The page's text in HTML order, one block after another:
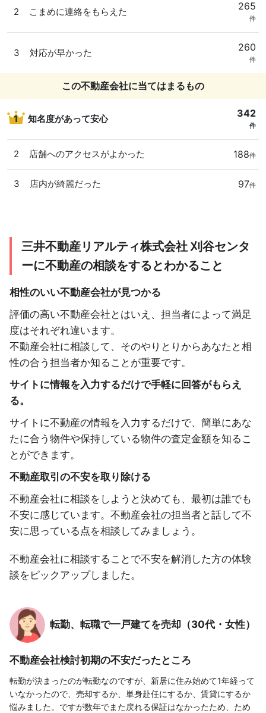
2 こまめに連絡をもらえた 265
件
3 対応が早かった 260
件
この不動産会社に当てはまるもの
1 知名度があって安心 342
件
2 店舗へのアクセスがよかった 188件
3 店内が綺麗だった 97件
三井不動産リアルティ株式会社 刈谷センタ
ーに不動産の相談をするとわかること
相性のいい不動産会社が見つかる
評価の高い不動産会社とはいえ、担当者によって満足
度はそれぞれ違います。
不動産会社に相談して、そのやりとりからあなたと相
性の合う担当者か知ることが重要です。
サイトに情報を入力するだけで手軽に回答がもらえ
る。
サイトに不動産の情報を入力するだけで、簡単にあな
たに合う物件や保持している物件の査定金額を知るこ
とができます。
不動産取引の不安を取り除ける
不動産会社に相談をしようと決めても、最初は誰でも
不安に感じています。不動産会社の担当者と話して不
安に思っている点を相談してみましょう。
不動産会社に相談することで不安を解消した方の体験
談をピックアップしました。
転勤、転職で一戸建てを売却（30代・女性）
不動産会社検討初期の不安だったところ
転勤が決まったのが転勤なのですが、新居に住み始めて1年経って
いなかったので、売却するか、単身赴任にするか、賃貸にするか
悩みました。ですが数年でまた戻れる保証はなかったため、ため